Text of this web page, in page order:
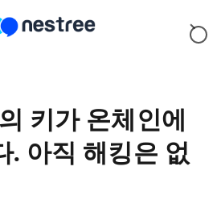
키가 온체인에
. 아직 해킹은 없